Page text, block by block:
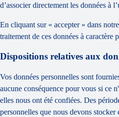
d’associer directement les données à
En cliquant sur « accepter » dans
traitement de ces données à
Dispositions relatives aux
Vos données personnelles sont
aucune conséquence pour vous si ce
elles nous ont été confiées. Des
personnelles que nous devons